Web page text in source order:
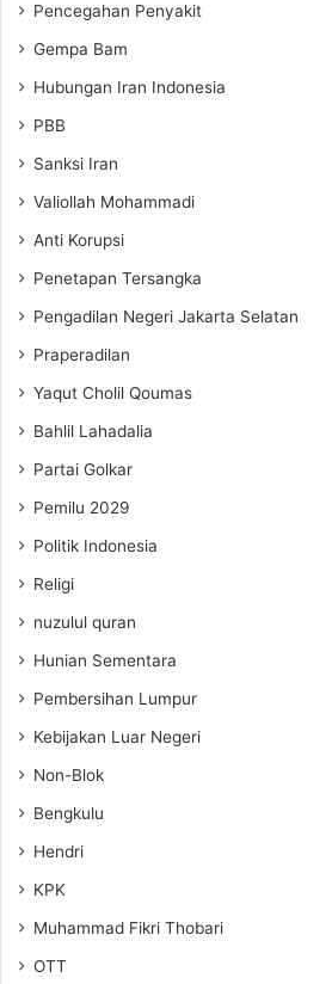
Pencegahan Penyakit
Gempa Bam
Hubungan Iran Indonesia
PBB
Sanksi Iran
Valiollah Mohammadi
Anti Korupsi
Penetapan Tersangka
Pengadilan Negeri Jakarta Selatan
Praperadilan
Yaqut Cholil Qoumas
Bahlil Lahadalia
Partai Golkar
Pemilu 2029
Politik Indonesia
Religi
nuzulul quran
Hunian Sementara
Pembersihan Lumpur
Kebijakan Luar Negeri
Non-Blok
Bengkulu
Hendri
KPK
Muhammad Fikri Thobari
OTT